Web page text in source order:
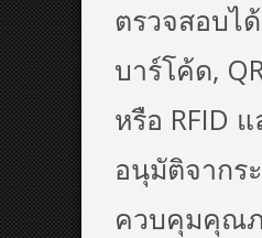
ตรวจสอบไ
บาร์โค้ด,
หรือ RFID
อนุมัติจากร
ควบคุมคุณ